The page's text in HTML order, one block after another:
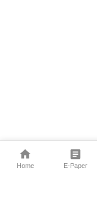
Home E-Paper